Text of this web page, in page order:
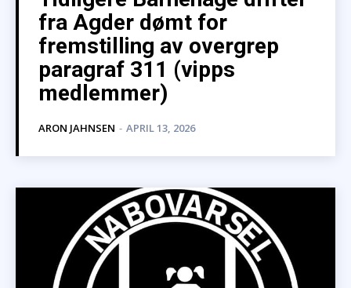
fra Agder dømt for
fremstilling av overgrep
paragraf 311 (vipps
medlemmer)
ARON JAHNSEN - APRIL 13, 2026